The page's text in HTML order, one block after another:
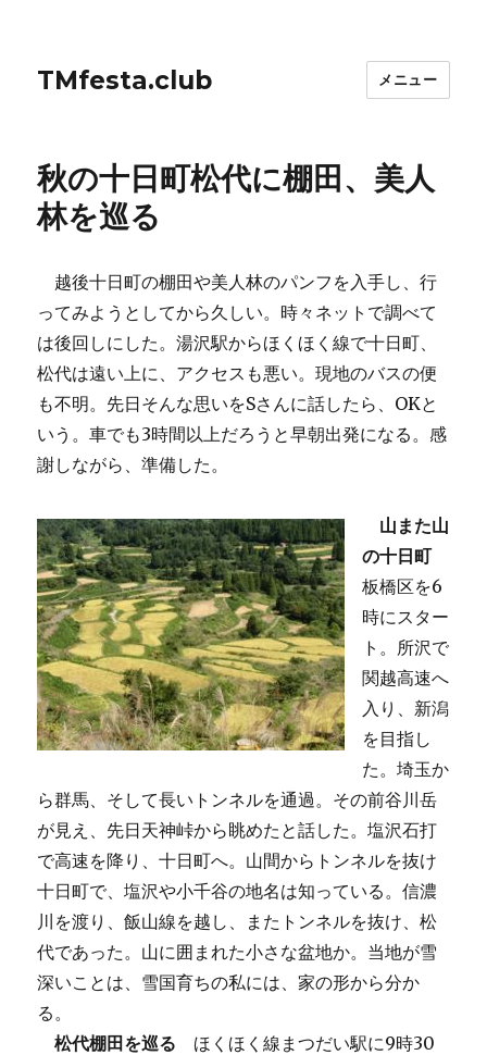
TMfesta.club メニュー
秋の十日町松代に棚田、美人
林を巡る
越後十日町の棚田や美人林のパンフを入手し、行
ってみようとしてから久しい。時々ネットで調べて
は後回しにした。湯沢駅からほくほく線で十日町、
松代は遠い上に、アクセスも悪い。現地のバスの便
も不明。先日そんな思いをSさんに話したら、OKと
いう。車でも3時間以上だろうと早朝出発になる。感
謝しながら、準備した。
山また山
の十日町
板橋区を6
時にスター
ト。所沢で
関越高速へ
入り、新潟
を目指し
た。埼玉か
ら群馬、そして長いトンネルを通過。その前谷川岳
が見え、先日天神峠から眺めたと話した。塩沢石打
で高速を降り、十日町へ。山間からトンネルを抜け
十日町で、塩沢や小千谷の地名は知っている。信濃
川を渡り、飯山線を越し、またトンネルを抜け、松
代であった。山に囲まれた小さな盆地か。当地が雪
深いことは、雪国育ちの私には、家の形から分か
る。
松代棚田を巡る ほくほく線まつだい駅に9時30